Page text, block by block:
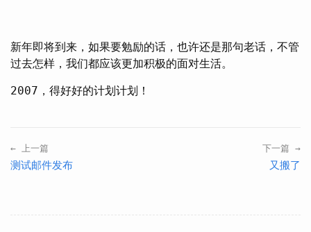
新年即将到来，如果要勉励的话，也许还是那句老话，不管
过去怎样，我们都应该更加积极的面对生活。
2007，得好好的计划计划！
← 上一篇
测试邮件发布
下一篇 →
又搬了